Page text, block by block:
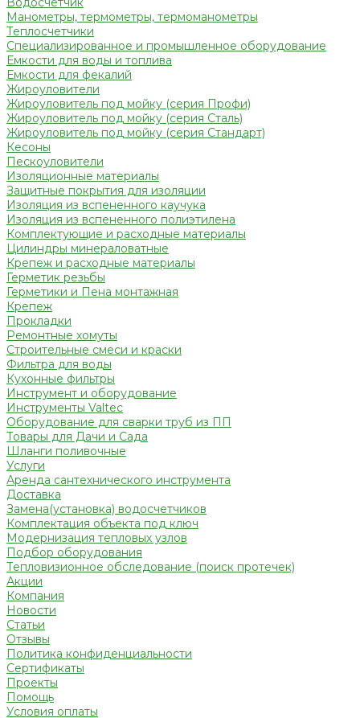
Манометры, термометры, термоманометры
Теплосчетчики
Специализированное и промышленное оборудование
Емкости для воды и топлива
Емкости для фекалий
Жироуловители
Жироуловитель под мойку (серия Профи)
Жироуловитель под мойку (серия Сталь)
Жироуловитель под мойку (серия Стандарт)
Кесоны
Пескоуловители
Изоляционные материалы
Защитные покрытия для изоляции
Изоляция из вспененного каучука
Изоляция из вспененного полиэтилена
Комплектующие и расходные материалы
Цилиндры минераловатные
Крепеж и расходные материалы
Герметик резьбы
Герметики и Пена монтажная
Крепеж
Прокладки
Ремонтные хомуты
Строительные смеси и краски
Фильтра для воды
Кухонные фильтры
Инструмент и оборудование
Инструменты Valtec
Оборудование для сварки труб из ПП
Товары для Дачи и Сада
Шланги поливочные
Услуги
Аренда сантехнического инструмента
Доставка
Замена(установка) водосчетчиков
Комплектация объекта под ключ
Модернизация тепловых узлов
Подбор оборудования
Тепловизионное обследование (поиск протечек)
Акции
Компания
Новости
Статьи
Отзывы
Политика конфиденциальности
Сертификаты
Проекты
Помощь
Условия оплаты